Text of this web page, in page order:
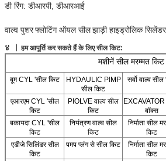
डी रिंग: डीआरपी, डीआरआई
वाल्व पुशरफ्लोटिंग ऑयल सीलझाड़ी हाइड्रोलिक
४
। हम आपूर्ति कर सकते हैं के लिए सील किट:
मशीनें सील मरम्मत किट
बूम CYL 'सील किट
HYDAULIC PIMP
सील किट
सर्वो वाल्व
एआरएम CYL 'सील
किट
PIOLVE वाल्व सील
किट
EXCAVATOR
बॉक्स
बकायदा CYL 'सील
किट
नियंत्रण वाल्व सील
किट
निर्माता सील
किट
एडीजे सिलिंडर सील
किट
पमप प्‍लंग से सील किट
निर्माता सील
किट